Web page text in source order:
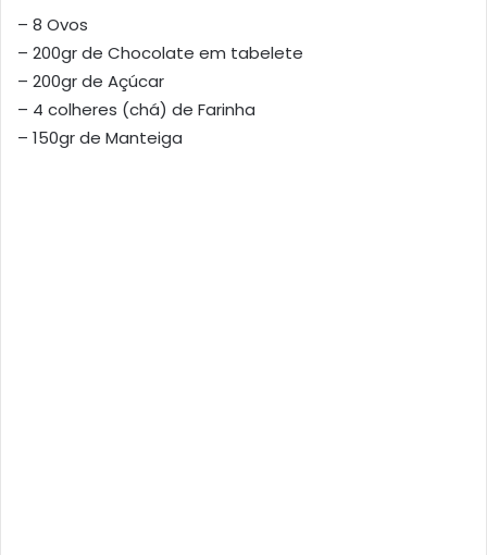
– 8 Ovos
– 200gr de Chocolate em tabelete
– 200gr de Açúcar
– 4 colheres (chá) de Farinha
– 150gr de Manteiga